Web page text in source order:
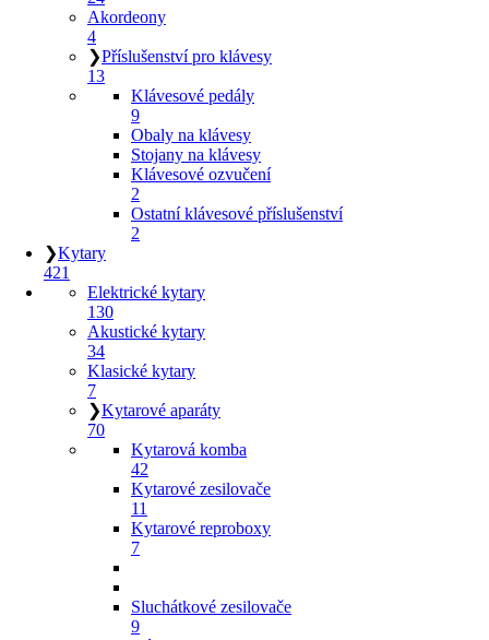
Akordeony
4
❯Příslušenství pro klávesy
13
Klávesové pedály
9
Obaly na klávesy
Stojany na klávesy
Klávesové ozvučení
2
Ostatní klávesové příslušenství
2
❯Kytary
421
Elektrické kytary
130
Akustické kytary
34
Klasické kytary
7
❯Kytarové aparáty
70
Kytarová komba
42
Kytarové zesilovače
11
Kytarové reproboxy
7
Sluchátkové zesilovače
9